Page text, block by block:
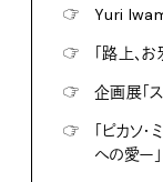
☞
Yuri
☞
「路上、
☞
企画展「
☞
「ピカソ
への愛ー